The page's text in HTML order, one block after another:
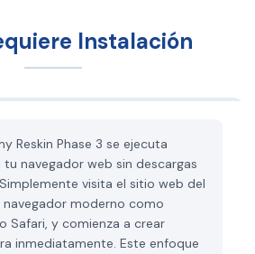
Instalación
Reskin Phase 3 se ejecuta
navegador web sin descargas
visita el sitio web del
navegador moderno como
Safari, y comienza a crear
inmediatamente. Este enfoque